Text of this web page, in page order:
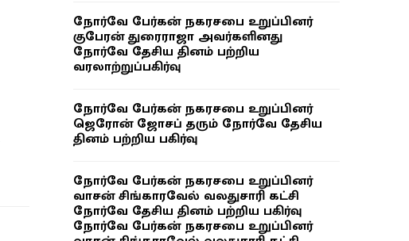
நோர்வே பேர்கன் நகரசபை உறுப்பினர்
குபேரன் துரைராஜா அவர்களினது
நோர்வே தேசிய தினம் பற்றிய
வரலாற்றுப்பகிர்வு
நோர்வே பேர்கன் நகரசபை உறுப்பினர்
ஜெரோன் ஜோசப் தரும் நோர்வே தேசிய
தினம் பற்றிய பகிர்வு
நோர்வே பேர்கன் நகரசபை உறுப்பினர்
வாசன் சிங்காரவேல் வலதுசாரி கட்சி
நோர்வே தேசிய தினம் பற்றிய பகிர்வு
நோர்வே பேர்கன் நகரசபை உறுப்பினர்